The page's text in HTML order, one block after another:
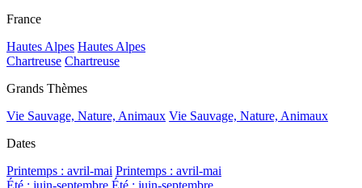
France
Hautes Alpes Hautes Alpes
Chartreuse Chartreuse
Grands Thèmes
Vie Sauvage, Nature, Animaux Vie Sauvage, Nature, Animaux
Dates
Printemps : avril-mai Printemps : avril-mai